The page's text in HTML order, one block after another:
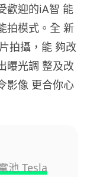
歡迎的iA智 能
拍模式。全 新
拍攝，能 夠改
曝光調 整及改
影像 更合你心
池 Tesla